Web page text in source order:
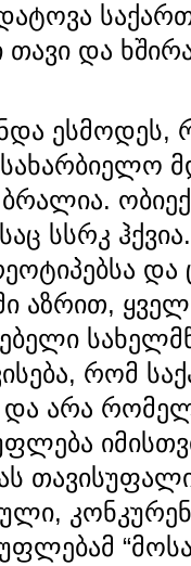
და
ბრალია.
სსრკ
და
აზრით,
რომ
არა